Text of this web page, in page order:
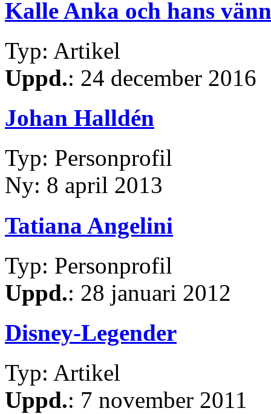
Kalle Anka och hans
Typ: Artikel
Uppd.: 24 december 2016
Johan Halldén
Typ: Personprofil
Ny: 8 april 2013
Tatiana Angelini
Typ: Personprofil
Uppd.: 28 januari 2012
Disney-Legender
Typ: Artikel
Uppd.: 7 november 2011